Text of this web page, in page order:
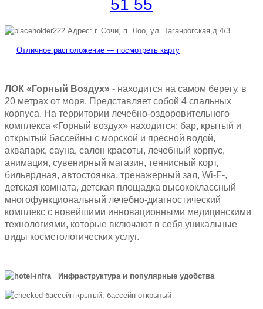
51 55
Адрес: г. Сочи, п. Лоо, ул. Таганрогская,д.4/3
Отличное расположение — посмотреть карту
ЛОК «Горный Воздух» - находится на самом берегу, в
20 метрах от моря. Представляет собой 4 спальных
корпуса. На территории лечебно-оздоровительного
комплекса «Горный воздух» находится: бар, крытый и
открытый бассейны с морской и пресной водой,
аквапарк, сауна, салон красоты, лечебный корпус,
анимация, сувенирный магазин, теннисный корт,
бильярдная, автостоянка, тренажерный зал, Wi-F-,
детская комната, детская площадка высококлассный
многофункциональный лечебно-диагностический
комплекс с новейшими инновационными медицинскими
технологиями, которые включают в себя уникальные
виды косметологических услуг.
Инфраструктура и популярные удобства
бассейн крытый, бассейн открытый